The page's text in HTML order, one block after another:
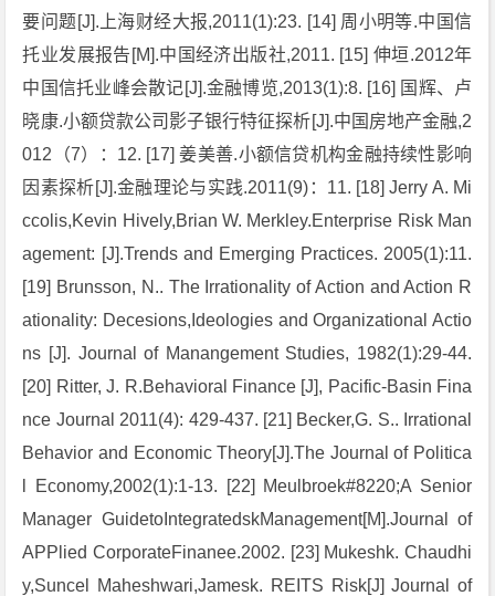
要问题[J].上海财经大报,2011(1):23. [14] 周小明等.中国信
托业发展报告[M].中国经济出版社,2011. [15] 伸垣.2012年
中国信托业峰会散记[J].金融博览,2013(1):8. [16] 国辉、卢
晓康.小额贷款公司影子银行特征探析[J].中国房地产金融,2
012（7）：12. [17] 姜美善.小额信贷机构金融持续性影响
因素探析[J].金融理论与实践.2011(9)：11. [18] Jerry A. Mi
ccolis,Kevin Hively,Brian W. Merkley.Enterprise Risk Man
agement: [J].Trends and Emerging Practices. 2005(1):11.
[19] Brunsson, N.. The Irrationality of Action and Action R
ationality: Decesions,Ideologies and Organizational Actio
ns [J]. Journal of Manangement Studies, 1982(1):29-44.
[20] Ritter, J. R.Behavioral Finance [J], Pacific-Basin Fina
nce Journal 2011(4): 429-437. [21] Becker,G. S.. Irrational
Behavior and Economic Theory[J].The Journal of Politica
l Economy,2002(1):1-13. [22] Meulbroek#8220;A Senior
Manager GuidetoIntegratedskManagement[M].Journal of
APPlied CorporateFinanee.2002. [23] Mukeshk. Chaudhi
y,Suncel Maheshwari,Jamesk. REITS Risk[J] Journal of